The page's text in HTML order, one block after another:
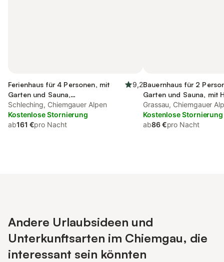
Ferienhaus für 4 Personen, mit
Garten und Sauna,
kinderfreundlich
9,2
Schleching, Chiemgauer Alpen
Kostenlose Stornierung
ab161 €pro Nacht
Bauernhaus für 2
Garten und Sauna, mit
Grassau, Chiemgauer
Kostenlose Stornierung
ab86 €pro Nacht
Andere Urlaubsideen und
Unterkunftsarten im Chiemgau, die
interessant sein könnten